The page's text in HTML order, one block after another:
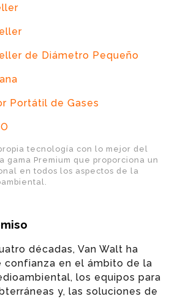
de Diámetro Pequeño
Portátil de Gases
tecnología con lo mejor del
gama Premium que proporciona un
en todos los aspectos de la
décadas, Van Walt ha
confianza en el ámbito de la
los equipos para
y, las soluciones de